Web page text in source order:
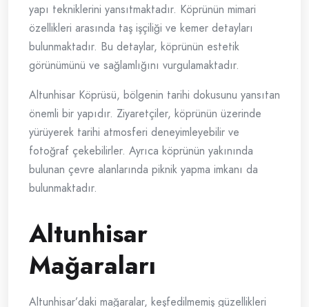
yapı tekniklerini yansıtmaktadır. Köprünün mimari
özellikleri arasında taş işçiliği ve kemer detayları
bulunmaktadır. Bu detaylar, köprünün estetik
görünümünü ve sağlamlığını vurgulamaktadır.
Altunhisar Köprüsü, bölgenin tarihi dokusunu yansıtan
önemli bir yapıdır. Ziyaretçiler, köprünün üzerinde
yürüyerek tarihi atmosferi deneyimleyebilir ve
fotoğraf çekebilirler. Ayrıca köprünün yakınında
bulunan çevre alanlarında piknik yapma imkanı da
bulunmaktadır.
Altunhisar
Mağaraları
Altunhisar’daki mağaralar, keşfedilmemiş güzellikleri